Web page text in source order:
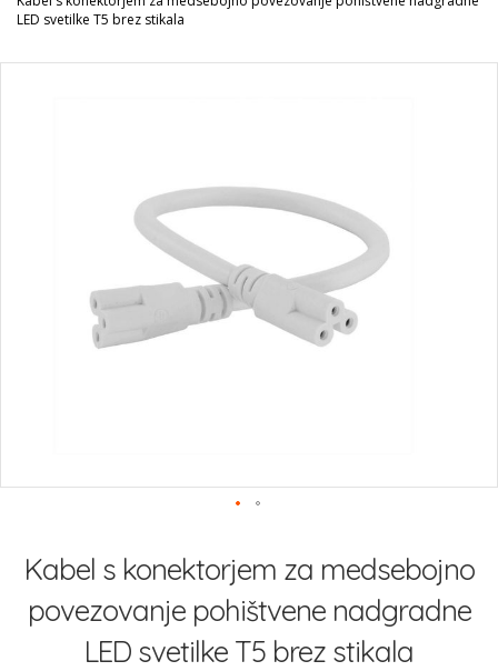
LED svetilke T5 brez stikala
začetekKabel s konektorjem za medsebojno
povezovanje pohištvene nadgradne
LED svetilke T5 brez stikala